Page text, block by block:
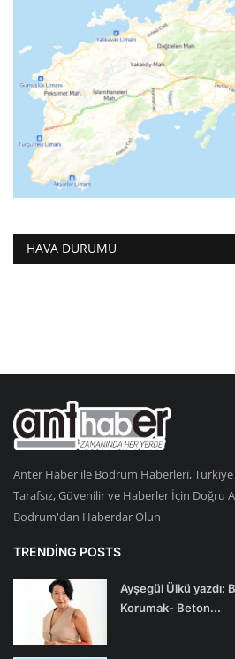
HAVA DURUMU
Anter Haber ile Bodrum Haberleri,
Tarafsız, Güvenilir ve Haberler İçin Doğru
Bodrum'dan Haberdar Olun
TRENDING POSTS
Ayşegül Ülkü yazdı:
Korumak- Beton...